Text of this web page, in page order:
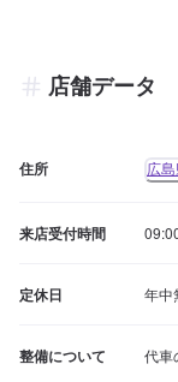
店舗データ
住所 広
来店受付時間
定休日 年中
整備について 代車